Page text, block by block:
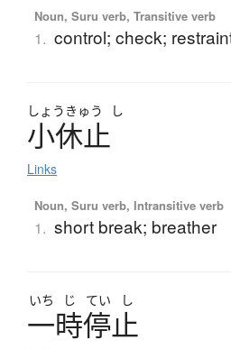
Noun, Suru verb, Transitive verb
1. control; check;
しょう きゅう し
小休止
Links
Noun, Suru verb, Intransitive verb
1. short break; breather
いち じ てい し
一時停止